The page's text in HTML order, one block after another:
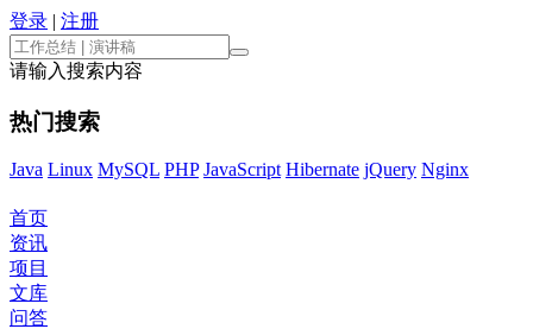
登录 | 注册
请输入搜索内容
热门搜索
Java Linux MySQL PHP JavaScript Hibernate jQuery Nginx
首页
资讯
项目
文库
问答